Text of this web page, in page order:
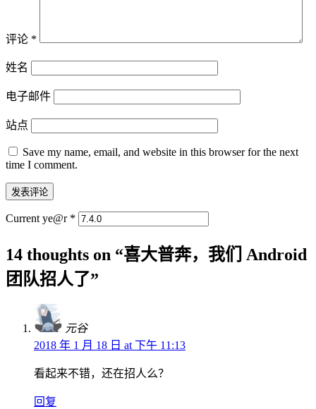
评论 *
姓名
电子邮件
站点
Save my name, email, and website in this browser for the next
time I comment.
Current ye@r *
14 thoughts on “喜大普奔，我们 Android
团队招人了”
元谷
2018 年 1 月 18 日 at 下午 11:13
看起来不错，还在招人么？
回复